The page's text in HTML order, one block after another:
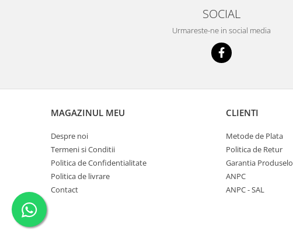
SOCIAL
Urmareste-ne in social media
MAGAZINUL MEU
Despre noi
Termeni si Conditii
Politica de Confidentialitate
Politica de livrare
Contact
CLIENTI
Metode de Plata
Politica de Retur
Garantia
ANPC
ANPC - SAL